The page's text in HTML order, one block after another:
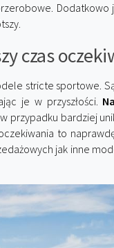
czas
stricte sportowe.
je w przyszłości.
przypadku bardziej
to
jak inne